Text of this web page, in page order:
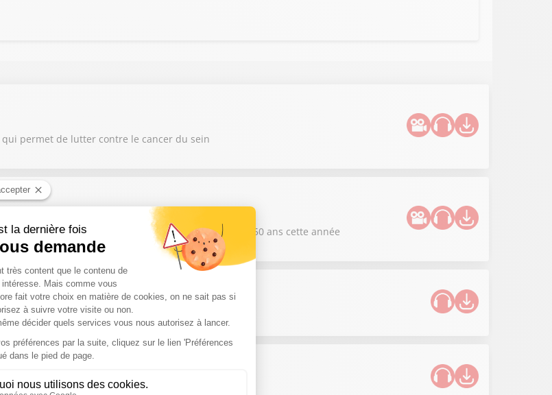
qui permet de lutter contre le cancer du sein
nous présente cette entreprise de BTP qui fête ses 50 ans cette année